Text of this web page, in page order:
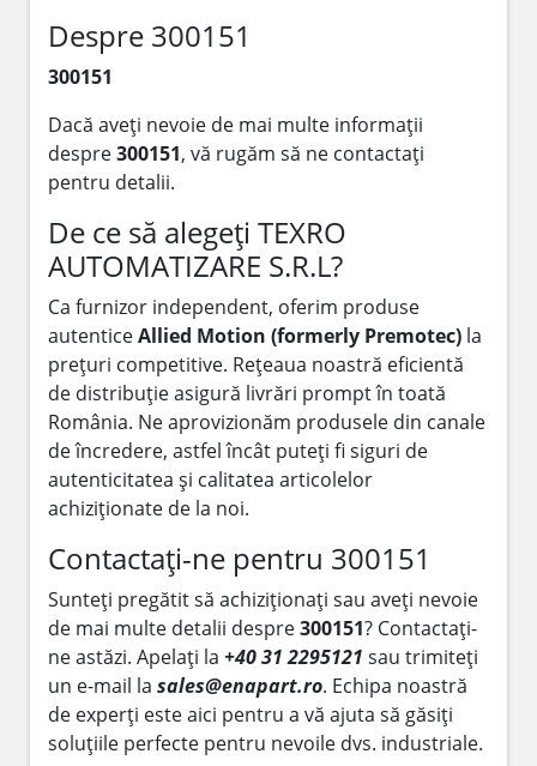
Despre 300151
300151
Dacă aveți nevoie de mai multe informații
despre300151, vă rugăm să ne contactați
pentru detalii.
De ce să alegeți TEXRO
AUTOMATIZARE S.R.L?
Ca furnizor independent, oferim produse
autenticeAllied Motion (formerly Premotec) la
prețuri competitive. Rețeaua noastră eficientă
de distribuție asigură livrări prompt în toată
România. Ne aprovizionăm produsele din canale
de încredere, astfel încât puteți fi siguri de
autenticitatea și calitatea articolelor
achiziționate de la noi.
Contactați-ne pentru 300151
Sunteți pregătit să achiziționați sau aveți nevoie
de mai multe detalii despre300151? Contactați-
ne astăzi. Apelați la +40 31 2295121 sau trimiteți
un e-mail la sales@enapart.ro. Echipa noastră
de experți este aici pentru a vă ajuta să găsiți
soluțiile perfecte pentru nevoile dvs. industriale.